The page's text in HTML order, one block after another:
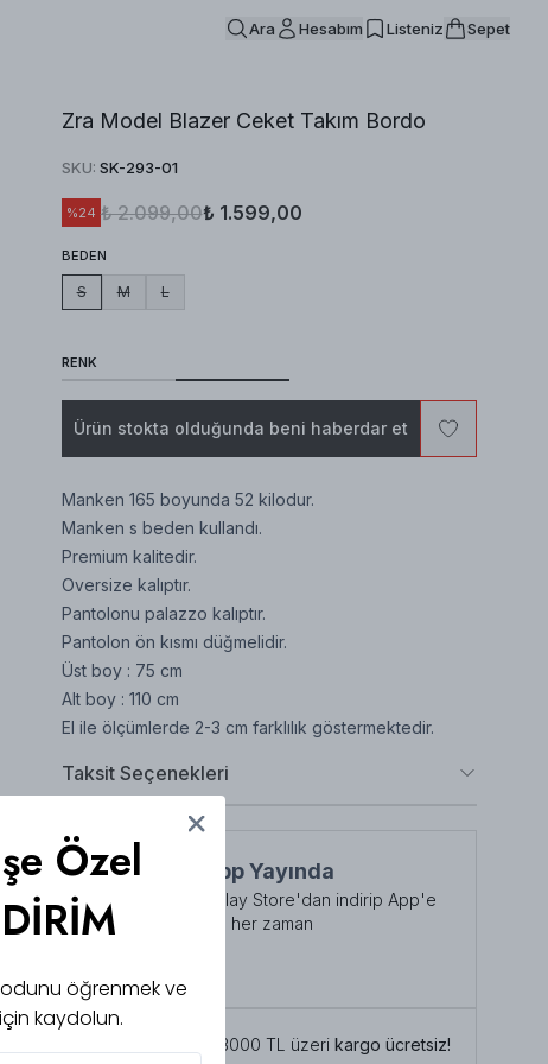
Ara Hesabım Listeniz Sepet
Zra Model Blazer Ceket Takım Bordo
SKU: SK-293-01
%24 ₺ 2.099,00₺ 1.599,00
BEDEN
S M L
RENK
Ürün stokta olduğunda beni haberdar et
Manken 165 boyunda 52 kilodur.
Manken s beden kullandı.
Premium kalitedir.
Oversize kalıptır.
Pantolonu palazzo kalıptır.
Pantolon ön kısmı düğmelidir.
Üst boy : 75 cm
Alt boy : 110 cm
El ile ölçümlerde 2-3 cm farklılık göstermektedir.
Taksit Seçenekleri
NuuWears App Yayında
App Store veya Play Store'dan indirip App'e
özel indirimlerden her zaman
Tüm siparişlerde 3000 TL üzeri kargo ücretsiz!
Özel
öğrenmek ve
kaydolun.